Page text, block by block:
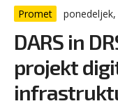
Promet
DARS in
projekt